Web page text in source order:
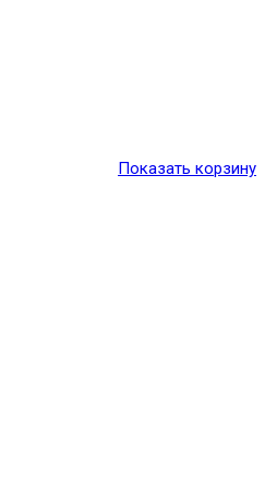
Показать корзину